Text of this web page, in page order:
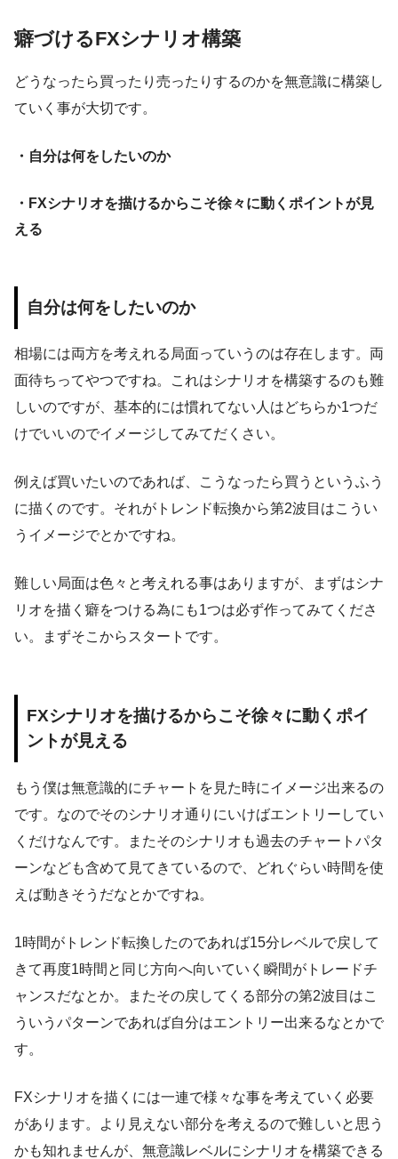
癖づけるFXシナリオ構築
どうなったら買ったり売ったりするのかを無意識に構築し
ていく事が大切です。
・自分は何をしたいのか
・FXシナリオを描けるからこそ徐々に動くポイントが見
える
自分は何をしたいのか
相場には両方を考えれる局面っていうのは存在します。両
面待ちってやつですね。これはシナリオを構築するのも難
しいのですが、基本的には慣れてない人はどちらか1つだ
けでいいのでイメージしてみてだくさい。
例えば買いたいのであれば、こうなったら買うというふう
に描くのです。それがトレンド転換から第2波目はこうい
うイメージでとかですね。
難しい局面は色々と考えれる事はありますが、まずはシナ
リオを描く癖をつける為にも1つは必ず作ってみてくださ
い。まずそこからスタートです。
FXシナリオを描けるからこそ徐々に動くポイ
ントが見える
もう僕は無意識的にチャートを見た時にイメージ出来るの
です。なのでそのシナリオ通りにいけばエントリーしてい
くだけなんです。またそのシナリオも過去のチャートパタ
ーンなども含めて見てきているので、どれぐらい時間を使
えば動きそうだなとかですね。
1時間がトレンド転換したのであれば15分レベルで戻して
きて再度1時間と同じ方向へ向いていく瞬間がトレードチ
ャンスだなとか。またその戻してくる部分の第2波目はこ
ういうパターンであれば自分はエントリー出来るなとかで
す。
FXシナリオを描くには一連で様々な事を考えていく必要
があります。より見えない部分を考えるので難しいと思う
かも知れませんが、無意識レベルにシナリオを構築できる